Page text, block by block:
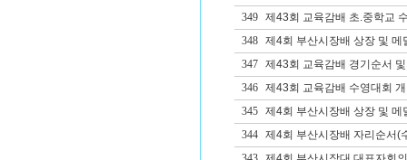
349
제43회 교육감배 초.중학교
348
제4회 부산시장배 상장 및 메
347
제43회 교육감배 경기순서
346
제43회 교육감배 수영대회
345
제4회 부산시장배 상장 및 메
344
제4회 부산시장배 자리순서(